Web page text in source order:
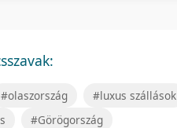
#olaszország #luxus szállások
#Görögország